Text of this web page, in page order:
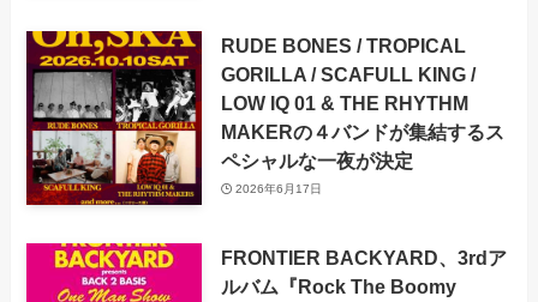
RUDE BONES / TROPICAL
GORILLA / SCAFULL KING /
LOW IQ 01 & THE RHYTHM
MAKERの４バンドが集結するス
ペシャルな一夜が決定
2026年6月17日
FRONTIER BACKYARD、3rdア
ルバム『Rock The Boomy